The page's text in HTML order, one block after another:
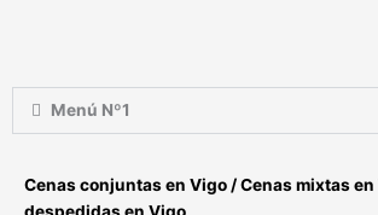
Menú Nº1
Cenas conjuntas en Vigo / Cenas mixtas